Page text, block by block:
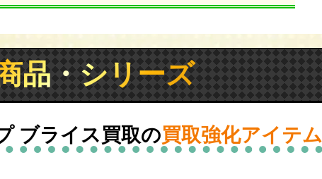
品・シリーズ
ブライス買取の買取強化アイテム